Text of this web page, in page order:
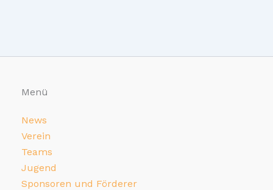
Menü
News
Verein
Teams
Jugend
Sponsoren und Förderer